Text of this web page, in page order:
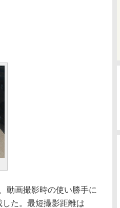
動画撮影時の使い勝手に
た。最短撮影距離は